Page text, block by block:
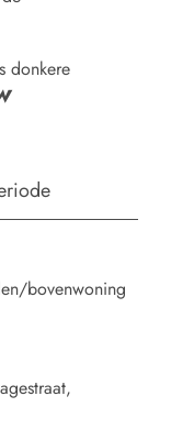
donkere
bovenwoning